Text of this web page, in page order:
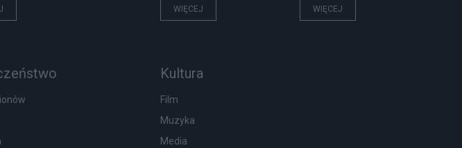
WIĘCEJ WIĘCEJ
Kultura
Film
Muzyka
Media